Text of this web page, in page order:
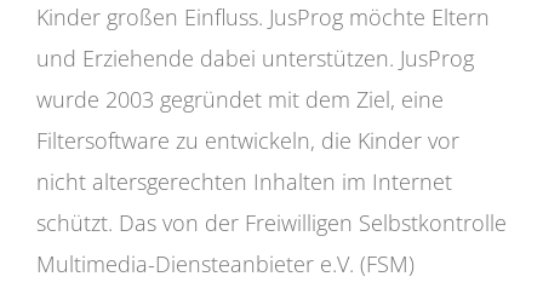
Kinder großen Einfluss. JusProg möchte Eltern
und Erziehende dabei unterstützen. JusProg
wurde 2003 gegründet mit dem Ziel, eine
Filtersoftware zu entwickeln, die Kinder vor
nicht altersgerechten Inhalten im Internet
schützt. Das von der Freiwilligen Selbstkontrolle
Multimedia-Diensteanbieter e.V. (FSM)